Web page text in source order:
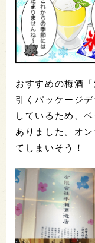
おすすめの梅酒
引くパッケージ
しているため、
ありました。オ
てしまいそう！